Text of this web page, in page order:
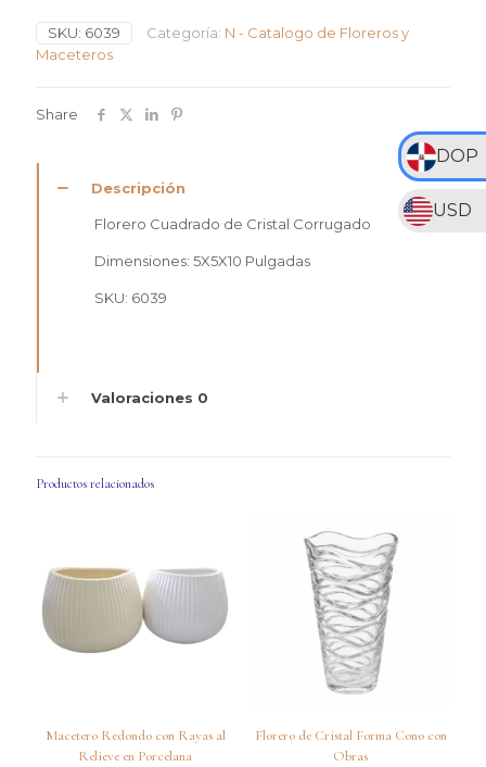
DOP
USD
Corrugado
cantidad
SKU: 6039 Categoría: N - Catalogo de Floreros y
Maceteros
Share
Descripción
Florero Cuadrado de Cristal Corrugado
Dimensiones: 5X5X10 Pulgadas
SKU: 6039
Valoraciones 0
Productos relacionados
Macetero Redondo con Rayas al
Relieve en Porcelana
Florero de Cristal Forma Cono con
Obras